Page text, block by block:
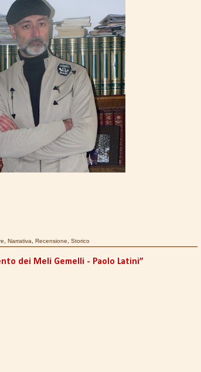
, Narrativa, Recensione, Storico
dei Meli Gemelli - Paolo Latini”